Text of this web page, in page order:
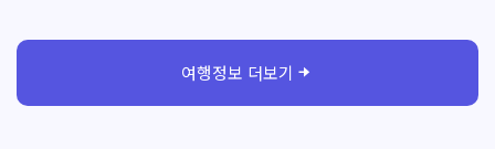
나는 장어와 따뜻한 밥의 조화가 좋아,단순한 한
끼 이상의 깊은 만족감을 줍니다. 이런 분께
곳입니다. 가자고 투어 추천 포인트 가격보다
만족도를 먼저 생각하는 한 끼를 찾는다면 특히
여행정보 더보기